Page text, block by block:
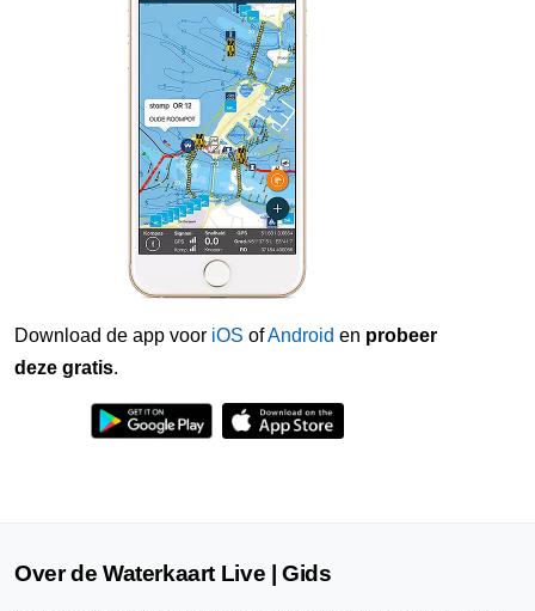
Download de app voor iOS ofAndroid en probeer
deze gratis.
Over de Waterkaart Live | Gids